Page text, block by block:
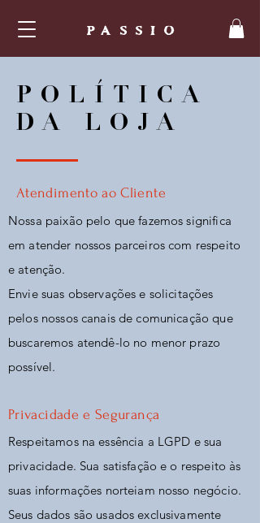
PASSIO
POLÍTICA
DA LOJA
Atendimento ao Cliente
Nossa paixão pelo que fazemos significa
em atender nossos parceiros com respeito
e atenção.
Envie suas observações e solicitações
pelos nossos canais de comunicação que
buscaremos atendê-lo no menor prazo
possível.
Privacidade e Segurança
Respeitamos na essência a LGPD e sua
privacidade. Sua satisfação e o respeito às
suas informações norteiam nosso negócio.
Seus dados são usados exclusivamente